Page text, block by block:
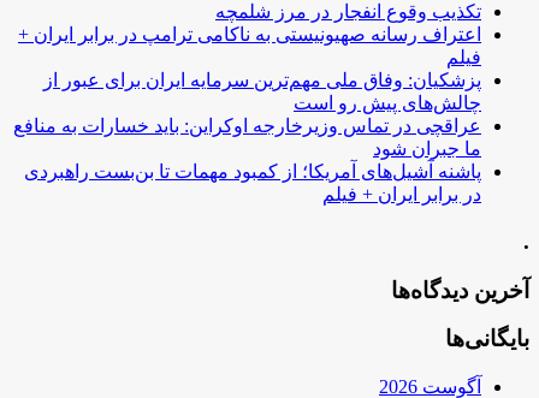
تکذیب وقوع انفجار در مرز شلمچه
اعتراف رسانه صهیونیستی به ناکامی ترامپ در برابر ایران +
فیلم
پزشکیان: وفاق ملی مهم‌ترین سرمایه ایران برای عبور از
چالش‌های پیش رو است
عراقچی در تماس وزیرخارجه اوکراین: باید خسارات به منافع
ما جبران شود
پاشنه آشیل‌های آمریکا؛ از کمبود مهمات تا بن‌بست راهبردی
در برابر ایران + فیلم
.
آخرین دیدگاه‌ها
بایگانی‌ها
آگوست 2026